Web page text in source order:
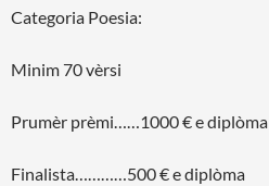
Categoria Poesia:
Minim 70 vèrsi
Prumèr prèmi……1000 € e diplòma
Finalista…………500 € e diplòma